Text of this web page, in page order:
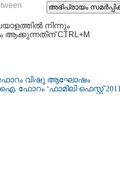
നിന്നും
ആക്കുന്നതിന് CTRL+M
വിഷു ആഘോഷം
‘ഫാമിലി ഫെസ്റ്റ്